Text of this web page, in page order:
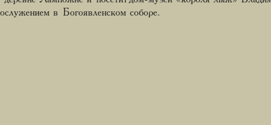
в Богоявленском соборе.